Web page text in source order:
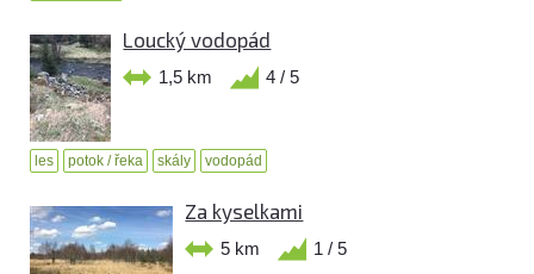
Loucký vodopád
1,5 km 4 / 5
les potok / řeka skály vodopád
Za kyselkami
5 km 1 / 5